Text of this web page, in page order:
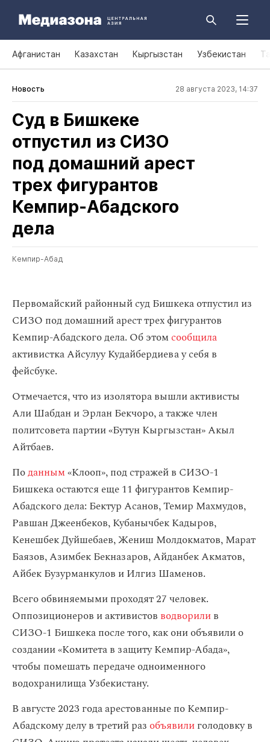
Афганистан Казахстан Кыргызстан Узбекистан
Новость 28 августа 2023, 14:37
Суд в Бишкеке
отпустил из СИЗО
под домашний арест
трех фигурантов
Кемпир‑Абадского
дела
Кемпир-Абад
Первомайский районный суд Бишкека отпустил из
СИЗО под домашний арест трех фигурантов
Кемпир-Абадского дела. Об этомсообщила
активистка Айсулуу Кудайбердиева у себя в
фейсбуке.
Отмечается, что из изолятора вышли активисты
Али Шабдан и Эрлан Бекчоро, а также член
политсовета партии «Бутун Кыргызстан» Акыл
Айтбаев.
Поданным«Клооп», под стражей в СИЗО-1
Бишкека остаются еще 11 фигурантов Кемпир-
Абадского дела: Бектур Асанов, Темир Махмудов,
Равшан Джеенбеков, Кубанычбек Кадыров,
Кенешбек Дуйшебаев, Жениш Молдокматов, Марат
Баязов, Азимбек Бекназаров, Айданбек Акматов,
Айбек Бузурманкулов и Илгиз Шаменов.
Всего обвиняемыми проходят 27 человек.
Оппозиционеров и активистов водворилив
СИЗО-1 Бишкека после того, как они объявили о
создании «Комитета в защиту Кемпир-Абада»,
чтобы помешать передаче одноименного
водохранилища Узбекистану.
В августе 2023 года арестованные по Кемпир-
Абадскому делу в третий раз объявилиголодовку в